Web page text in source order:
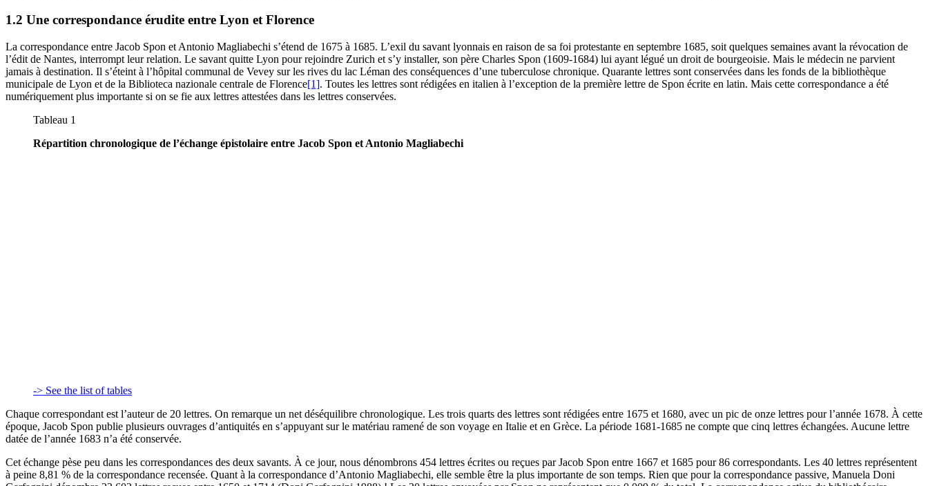
1.2 Une correspondance érudite entre Lyon et Florence
La correspondance entre Jacob Spon et Antonio Magliabechi s’étend de 1675 à 1685. L’exil du savant lyonnais en raison de sa foi protestante en septembre 1685, soit quelques semaines avant la révocation de
l’édit de Nantes, interrompt leur relation. Le savant quitte Lyon pour rejoindre Zurich et s’y installer, son père Charles Spon (1609-1684) lui ayant légué un droit de bourgeoisie. Mais le médecin ne parvient
jamais à destination. Il s’éteint à l’hôpital communal de Vevey sur les rives du lac Léman des conséquences d’une tuberculose chronique. Quarante lettres sont conservées dans les fonds de la bibliothèque
municipale de Lyon et de la Biblioteca nazionale centrale de Florence[1]. Toutes les lettres sont rédigées en italien à l’exception de la première lettre de Spon écrite en latin. Mais cette correspondance a été
numériquement plus importante si on se fie aux lettres attestées dans les lettres conservées.
Tableau 1
Répartition chronologique de l’échange épistolaire entre Jacob Spon et Antonio Magliabechi
-> See the list of tables
Chaque correspondant est l’auteur de 20 lettres. On remarque un net déséquilibre chronologique. Les trois quarts des lettres sont rédigées entre 1675 et 1680, avec un pic de onze lettres pour l’année 1678. À cette
époque, Jacob Spon publie plusieurs ouvrages d’antiquités en s’appuyant sur le matériau ramené de son voyage en Italie et en Grèce. La période 1681-1685 ne compte que cinq lettres échangées. Aucune lettre
datée de l’année 1683 n’a été conservée.
Cet échange pèse peu dans les correspondances des deux savants. À ce jour, nous dénombrons 454 lettres écrites ou reçues par Jacob Spon entre 1667 et 1685 pour 86 correspondants. Les 40 lettres représentent
à peine 8,81 % de la correspondance recensée. Quant à la correspondance d’Antonio Magliabechi, elle semble être la plus importante de son temps. Rien que pour la correspondance passive, Manuela Doni